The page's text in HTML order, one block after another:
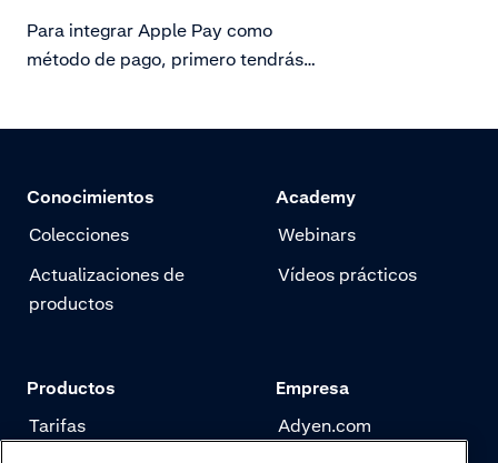
Para integrar Apple Pay como
método de pago, primero tendrás
Conocimientos
Colecciones
Actualizaciones de
productos
Academy
Webinars
Vídeos prácticos
Productos
Tarifas
Empresa
Adyen.com